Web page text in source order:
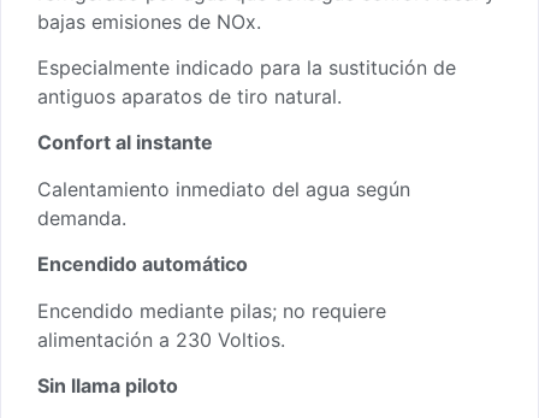
bajas emisiones de NOx.
Especialmente indicado para la sustitución de
antiguos aparatos de tiro natural.
Confort al instante
Calentamiento inmediato del agua según
demanda.
Encendido automático
Encendido mediante pilas; no requiere
alimentación a 230 Voltios.
Sin llama piloto